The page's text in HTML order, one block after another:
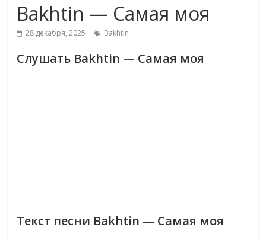
Bakhtin — Самая моя
28 декабря, 2025 Bakhtin
Слушать Bakhtin — Самая моя
Текст песни Bakhtin — Самая моя